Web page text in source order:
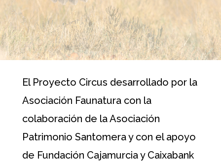
El Proyecto Circus desarrollado por la
Asociación Faunatura con la
colaboración de la Asociación
Patrimonio Santomera y con el apoyo
de Fundación Cajamurcia y Caixabank